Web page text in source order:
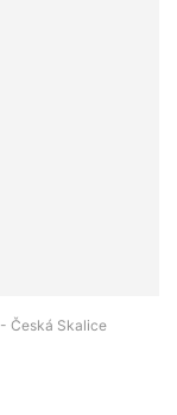
Česká Skalice